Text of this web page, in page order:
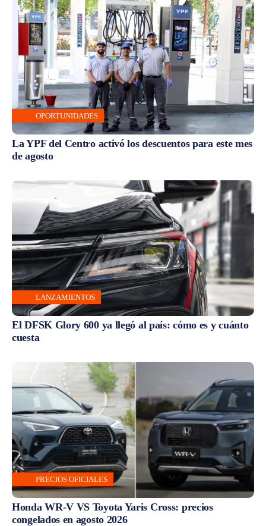
OPORTUNIDADES
La YPF del Centro activó los descuentos para este mes
de agosto
LANZAMIENTOS
El DFSK Glory 600 ya llegó al país: cómo es y cuánto
cuesta
PRECIOS OFICIALES
Honda WR-V VS Toyota Yaris Cross: precios
congelados en agosto 2026